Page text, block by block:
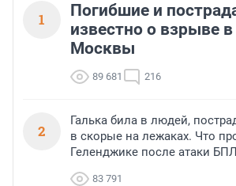
1
Погибшие и
известно о взрыве
Москвы
89 681 216
2
Галька била в людей,
в скорые на лежаках. Что
Геленджике после атаки
83 791